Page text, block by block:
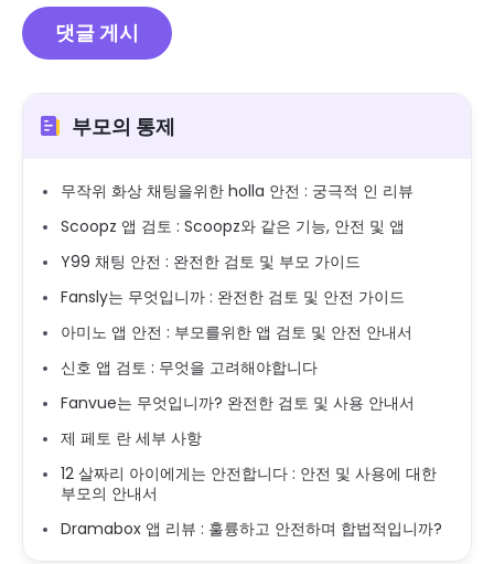
부모의 통제
무작위 화상 채팅을위한 holla 안전 : 궁극적 인 리뷰
Scoopz 앱 검토 : Scoopz와 같은 기능, 안전 및 앱
Y99 채팅 안전 : 완전한 검토 및 부모 가이드
Fansly는 무엇입니까 : 완전한 검토 및 안전 가이드
아미노 앱 안전 : 부모를위한 앱 검토 및 안전 안내서
신호 앱 검토 : 무엇을 고려해야합니다
Fanvue는 무엇입니까? 완전한 검토 및 사용 안내서
제 페토 란 세부 사항
12 살짜리 아이에게는 안전합니다 : 안전 및 사용에 대한
부모의 안내서
Dramabox 앱 리뷰 : 훌륭하고 안전하며 합법적입니까?